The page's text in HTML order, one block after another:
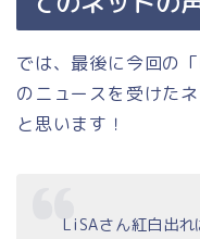
では、最後に今回の
のニュースを受けた
と思います！
LiSAさん紅白出